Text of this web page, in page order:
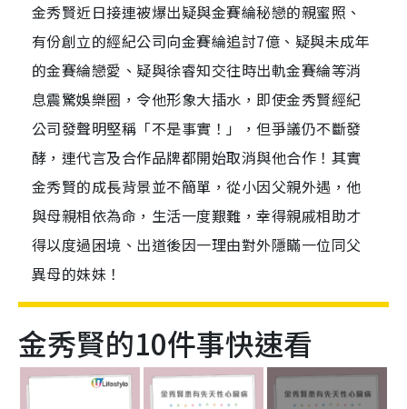
金秀賢近日接連被爆出疑與金賽綸秘戀的親蜜照、
有份創立的經紀公司向金賽綸追討7億、疑與未成年
的金賽綸戀愛、疑與徐睿知交往時出軌金賽綸等消
息震驚娛樂圈，令他形象大插水，即使金秀賢經紀
公司發聲明堅稱「不是事實！」，但爭議仍不斷發
酵，連代言及合作品牌都開始取消與他合作！其實
金秀賢的成長背景並不簡單，從小因父親外遇，他
與母親相依為命，生活一度艱難，幸得親戚相助才
得以度過困境、出道後因一理由對外隱瞞一位同父
異母的妹妹！
金秀賢的10件事快速看